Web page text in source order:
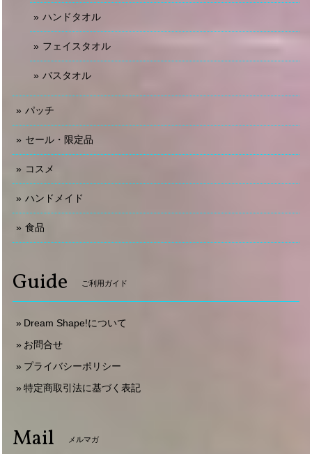
ハンドタオル
フェイスタオル
バスタオル
パッチ
セール・限定品
コスメ
ハンドメイド
食品
Guide ご利用ガイド
Dream Shape!について
お問合せ
プライバシーポリシー
特定商取引法に基づく表記
Mail メルマガ